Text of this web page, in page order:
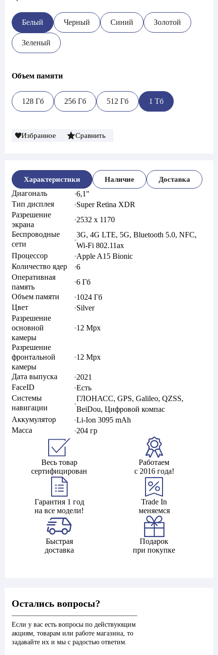
Белый Черный Синий Золотой
Зеленый
Объем памяти
128 Гб 256 Гб 512 Гб 1 Тб
Избранное Сравнить
Характеристики Наличие Доставка
Диагональ
6,1"
Тип дисплея
Super Retina XDR
Разрешение
экрана
2532 x 1170
Беспроводные
сети
3G, 4G LTE, 5G, Bluetooth 5.0, NFC,
Wi-Fi 802.11ax
Процессор
Apple A15 Bionic
Количество ядер
6
Оперативная
память
6 Гб
Объем памяти
1024 Гб
Цвет
Silver
Разрешение
основной
камеры
12 Mpx
Разрешение
фронтальной
камеры
12 Mpx
Дата выпуска
2021
FaceID
Есть
Системы
навигации
ГЛОНАСС, GPS, Galileo, QZSS,
BeiDou, Цифровой компас
Аккумулятор
Li-Ion 3095 mAh
Масса
204 гр
Весь товар
сертифицирован
Работаем
с 2016 года!
Гарантия 1 год
на все модели!
Trade In
меняемся
Быстрая
доставка
Подарок
при покупке
Остались вопросы?
Если у вас есть вопросы по действующим
акциям, товарам или работе магазина, то
задавайте их и мы с радостью ответим.